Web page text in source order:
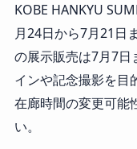
KOBE HANKYU
月24日から7月21日
の展示販売は7月7日
インや記念撮影を目
在廊時間の変更可能
い。